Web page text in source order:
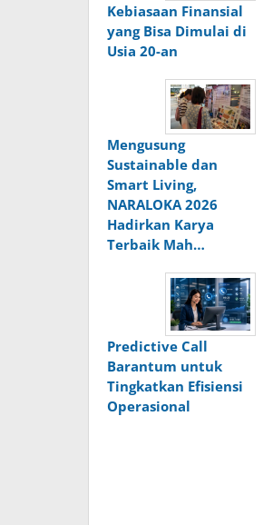
Kebiasaan Finansial
yang Bisa Dimulai di
Usia 20-an
Mengusung
Sustainable dan
Smart Living,
NARALOKA 2026
Hadirkan Karya
Terbaik Mah…
Predictive Call
Barantum untuk
Tingkatkan Efisiensi
Operasional